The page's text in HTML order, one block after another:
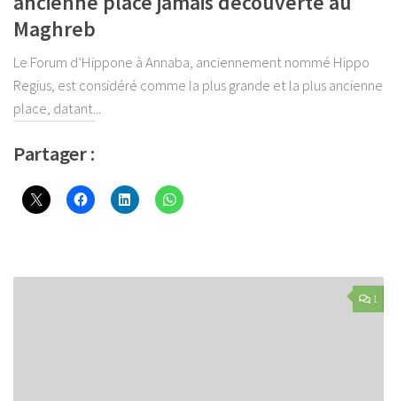
Maghreb
Le Forum d’Hippone à Annaba, anciennement nommé Hippo
Regius, est considéré comme la plus grande et la plus ancienne
place, datant...
Partager :
1